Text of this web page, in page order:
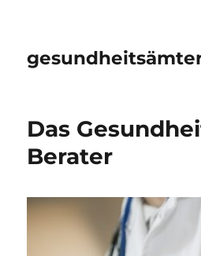
Das
Berater